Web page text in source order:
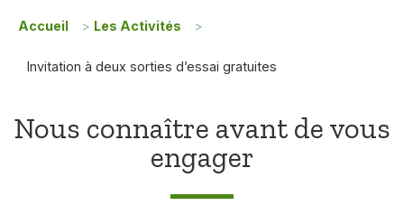
Accueil > Les Activités >
Invitation à deux sorties d’essai gratuites
Nous connaître avant de vous
engager